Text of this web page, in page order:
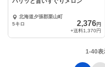
北海道夕張郡栗山町
5キロ
2,376円
+送料1,370円
1-40表